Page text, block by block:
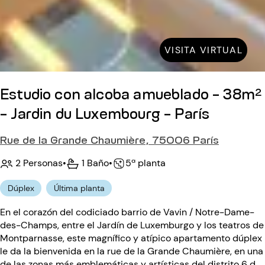
VISITA VIRTUAL
Estudio con alcoba amueblado - 38m²
- Jardin du Luxembourg - París
Rue de la Grande Chaumière, 75006 París
2 Personas• 1 Baño• 5ª planta
Dúplex Última planta
En el corazón del codiciado barrio de Vavin / Notre-Dame-
des-Champs, entre el Jardín de Luxemburgo y los teatros de
Montparnasse, este magnífico y atípico apartamento dúplex
le da la bienvenida en la rue de la Grande Chaumière, en una